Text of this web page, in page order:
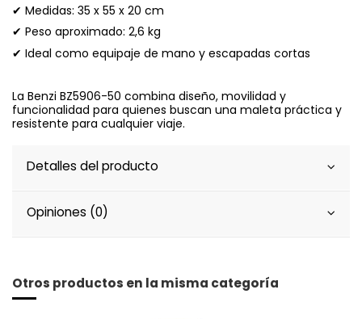
✔ Medidas: 35 x 55 x 20 cm
✔ Peso aproximado: 2,6 kg
✔ Ideal como equipaje de mano y escapadas cortas
La Benzi BZ5906-50 combina diseño, movilidad y
funcionalidad para quienes buscan una maleta práctica y
resistente para cualquier viaje.
Detalles del producto
Opiniones (0)
Otros productos en la misma categoría